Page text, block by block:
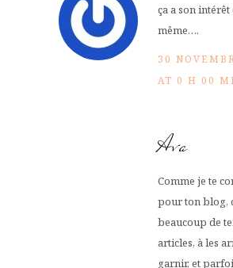
ça a son
même….
30
AT 0 H 00
Ava
Comme je te
pour ton blog,
beaucoup de
articles, à les
garnir, et